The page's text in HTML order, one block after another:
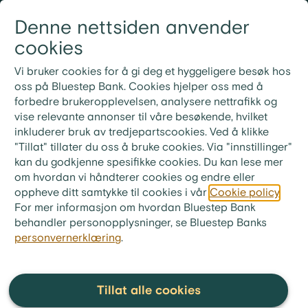
Denne nettsiden anvender
cookies
Vi bruker cookies for å gi deg et hyggeligere besøk hos
oss på Bluestep Bank. Cookies hjelper oss med å
forbedre brukeropplevelsen, analysere nettrafikk og
vise relevante annonser til våre besøkende, hvilket
inkluderer bruk av tredjepartscookies. Ved å klikke
"Tillat" tillater du oss å bruke cookies. Via "innstillinger"
kan du godkjenne spesifikke cookies. Du kan lese mer
om hvordan vi håndterer cookies og endre eller
oppheve ditt samtykke til cookies i vår Cookie policy
For mer informasjon om hvordan Bluestep Bank
behandler personopplysninger, se Bluestep Banks
personvernerklæring.
Tillat alle cookies
Nye rutiner for ekstrainnbetaling på lån
Ved ekstrainnbetaling på lånet ditt må du bruke
KID-nummeret fra din siste faktura. Ønsker du i
stedet å betale neste måneds innbetaling, skriv «Til
gode + ditt lånenummer» i meldingsfeltet i stedet for
KID-nummer.
Spørsmål og svar